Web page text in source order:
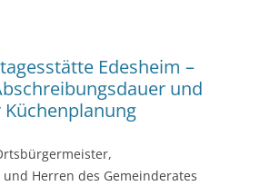
Edesheim –
und
Herren des Gemeinderates